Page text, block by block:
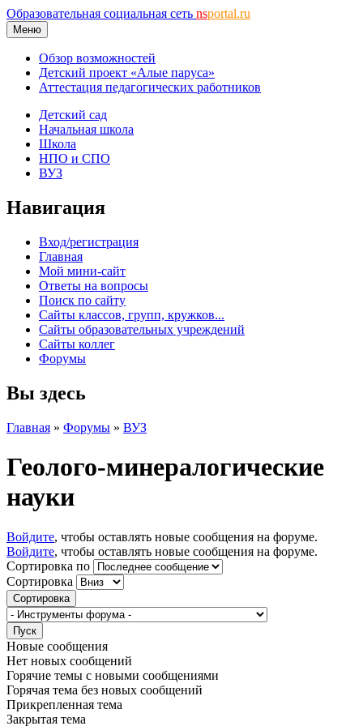
Образовательная социальная сеть nsportal.ru
Меню
Обзор возможностей
Детский проект «Алые паруса»
Аттестация педагогических работников
Детский сад
Начальная школа
Школа
НПО и СПО
ВУЗ
Навигация
Вход/регистрация
Главная
Мой мини-сайт
Ответы на вопросы
Поиск по сайту
Сайты классов, групп, кружков...
Сайты образовательных учреждений
Сайты коллег
Форумы
Вы здесь
Главная » Форумы » ВУЗ
Геолого-минералогические
науки
Войдите, чтобы оставлять новые сообщения на форуме.
Войдите, чтобы оставлять новые сообщения на форуме.
Сортировка по
Сортировка
Новые сообщения
Нет новых сообщений
Горячие темы с новыми сообщениями
Горячая тема без новых сообщений
Прикрепленная тема
Закрытая тема